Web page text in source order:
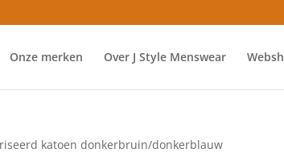
Onze merken Over J Style Menswear
katoen donkerbruin/donkerblauw